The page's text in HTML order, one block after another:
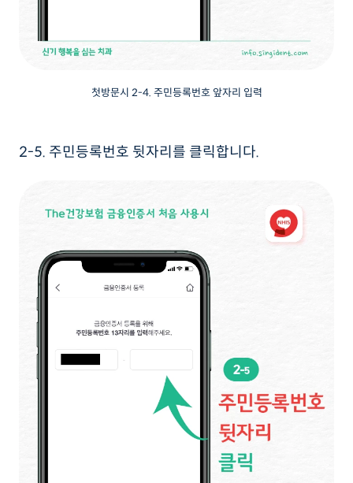
첫방문시 2-4. 주민등록번호 앞자리 입력
2-5. 주민등록번호 뒷자리를 클릭합니다.